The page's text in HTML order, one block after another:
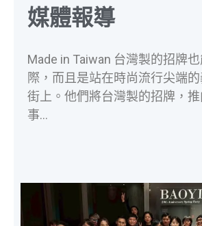
媒體報導
Made in Taiwan 台灣製的招牌
際，而且是站在時尚流行尖端
街上。他們將台灣製的招牌，
事…